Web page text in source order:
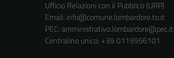
Ufficio Relazioni con il Pubblico (URP)
Email: info@comune.lombardore.to.it
PEC: amministrativo.lombardore@pec.it
Centralino unico: +39 0119956101